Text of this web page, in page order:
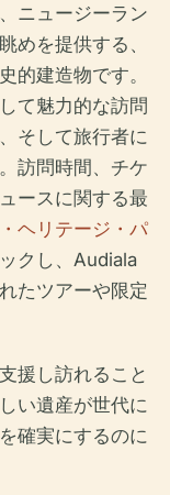
ニュージーラン
めを提供する、
的建造物です。
て魅力的な訪問
そして旅行者に
訪問時間、チケ
ースに関する最
ヘリテージ・パ
クし、Audiala
たツアーや限定
援し訪れること
い遺産が世代に
確実にするのに